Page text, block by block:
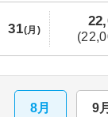
31(月)
8月 9月